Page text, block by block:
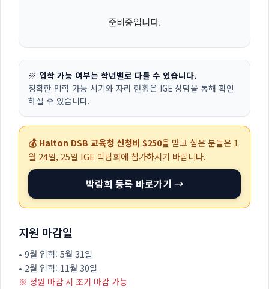
준비중입니다.
※ 입학 가능 여부는 학년별로 다를 수 있습니다.
정확한 입학 가능 시기와 자리 현황은 IGE 상담을 통해 확인
하실 수 있습니다.
💰 Halton DSB 교육청 신청비 $250을 받고 싶은 분들은 1
월 24일, 25일 IGE 박람회에 참가하시기 바랍니다.
박람회 등록 바로가기 →
지원 마감일
• 9월 입학: 5월 31일
• 2월 입학: 11월 30일
※ 정원 마감 시 조기 마감 가능